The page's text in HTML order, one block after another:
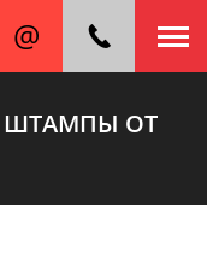
ШТАМПЫ ОТ